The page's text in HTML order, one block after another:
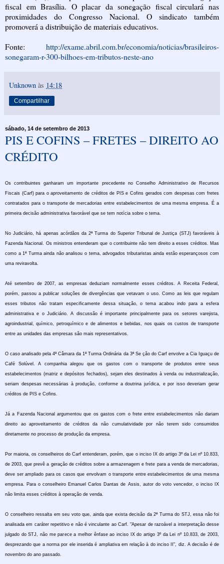
fiscal em Brasília. O placar da sonegação fiscal circulará nas
proximidades do Congresso Nacional. O sindicato também
promoverá a distribuição de materiais educativos.
Fonte: http://exame.abril.com.br/economia/noticias/brasileiros-
sonegaram-r-300-bilhoes-em-tributos-neste-ano
Unknown às 14:18
Compartilhar
sábado, 14 de setembro de 2013
PIS E COFINS – FRETES – DIREITO AO
CRÉDITO
Os contribuintes ganharam um importante precedente no Conselho Administrativo de Recursos
Fiscais (Carf) para o aproveitamento de créditos de PIS e Cofins gerados com despesas com fretes
contratados para o transporte de mercadorias entre estabelecimentos de uma mesma empresa. É a
primeira decisão administrativa favorável que se tem notícia sobre o tema.
No Judiciário, há apenas acórdãos da 2ª Turma do Superior Tribunal de Justiça (STJ) favoráveis à
Fazenda Nacional. Os ministros entenderam que o contribuinte não tem direito a esses créditos. Mas
como a 1ª Turma ainda não analisou o tema, advogados tributaristas ainda estão esperançosos com
uma reviravolta.
Até setembro de 2007, as empresas deduziam normalmente esses créditos. A Receita Federal,
porém, passou a publicar soluções de divergências que vetavam o uso. Como as leis que regulam
esses tributos não tratam especificamente dessa situação, o tema acabou indo para a esfera
administrativa e o Judiciário. A discussão é importante principalmente para os setores varejista,
agroindustrial, químico, petroquímico e de alimentos e bebidas, nos quais os custos de transporte
entre as unidades das empresas são mais representativos.
O caso analisado pela 4ª Câmara da 1ª Turma Ordinária da 3ª Se ção do Carf envolve a Cia Iguaçu de
Café Solúvel. A companhia alegou que os gastos com o transporte de produtos entre seus
estabelecimentos (matriz e depósitos fechados), sejam eles destinados à venda ou industrialização,
seriam despesas necessárias à produção, conforme a doutrina jurídica, e por isso deveriam gerar
créditos de PIS e Cofins.
Já a Fazenda Nacional argumentou que os gastos com o frete entre estabelecimentos não dariam
direito ao aproveitamento de créditos da não cumulatividade por não terem sido consumidos
diretamente no processo de produção da empresa.
Por maioria, os conselheiros do Carf entenderam, porém, que o inciso IX do artigo 3º da Lei nº 10.833,
de 2003, que prevê a geração de créditos sobre a armazenagem e frete para a venda de mercadorias,
deve ser ampliado para os casos que envolvam o transporte entre estabelecimentos de uma mesma
empresa. Para o conselheiro Emanuel Carlos Dantas de Assis, autor do voto vencedor, o inciso IX
não limita esses créditos à operação de venda.
O conselheiro ressalta em seu voto que, ainda que exista decisão da 2ª Turma do STJ, essa não foi
analisada em caráter repetitivo e não é vinculante ao Carf. "Apesar de razoável a interpretação desse
julgado do STJ, não me parece a melhor ênfase ao inciso IX do artigo 3º da Lei nº 10.833, de 2003,
desprezando que a norma por ele inserida é ampliativa em relação à do inciso II", diz. A decisão é de
novembro do ano passado.